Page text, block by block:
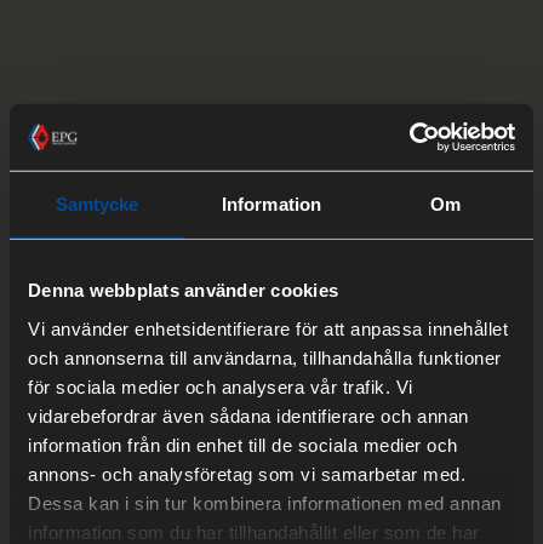
Samtycke Information Om
Denna webbplats använder cookies
Vi använder enhetsidentifierare för att anpassa innehållet
och annonserna till användarna, tillhandahålla funktioner
för sociala medier och analysera vår trafik. Vi
vidarebefordrar även sådana identifierare och annan
information från din enhet till de sociala medier och
annons- och analysföretag som vi samarbetar med.
Dessa kan i sin tur kombinera informationen med annan
information som du har tillhandahållit eller som de har
BRF
GÖTEBORGS
HUS 1